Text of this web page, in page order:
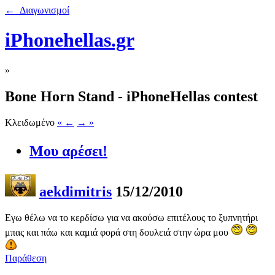
← Διαγωνισμοί
iPhonehellas.gr
»
Bone Horn Stand - iPhoneHellas contest
Κλειδωμένο « ← → »
Μου αρέσει!
aekdimitris 15/12/2010
Εγω θέλω να το κερδίσω για να ακούσω επιτέλους το ξυπνητήρι
μπας και πάω και καμιά φορά στη δουλειά στην ώρα μου
Παράθεση